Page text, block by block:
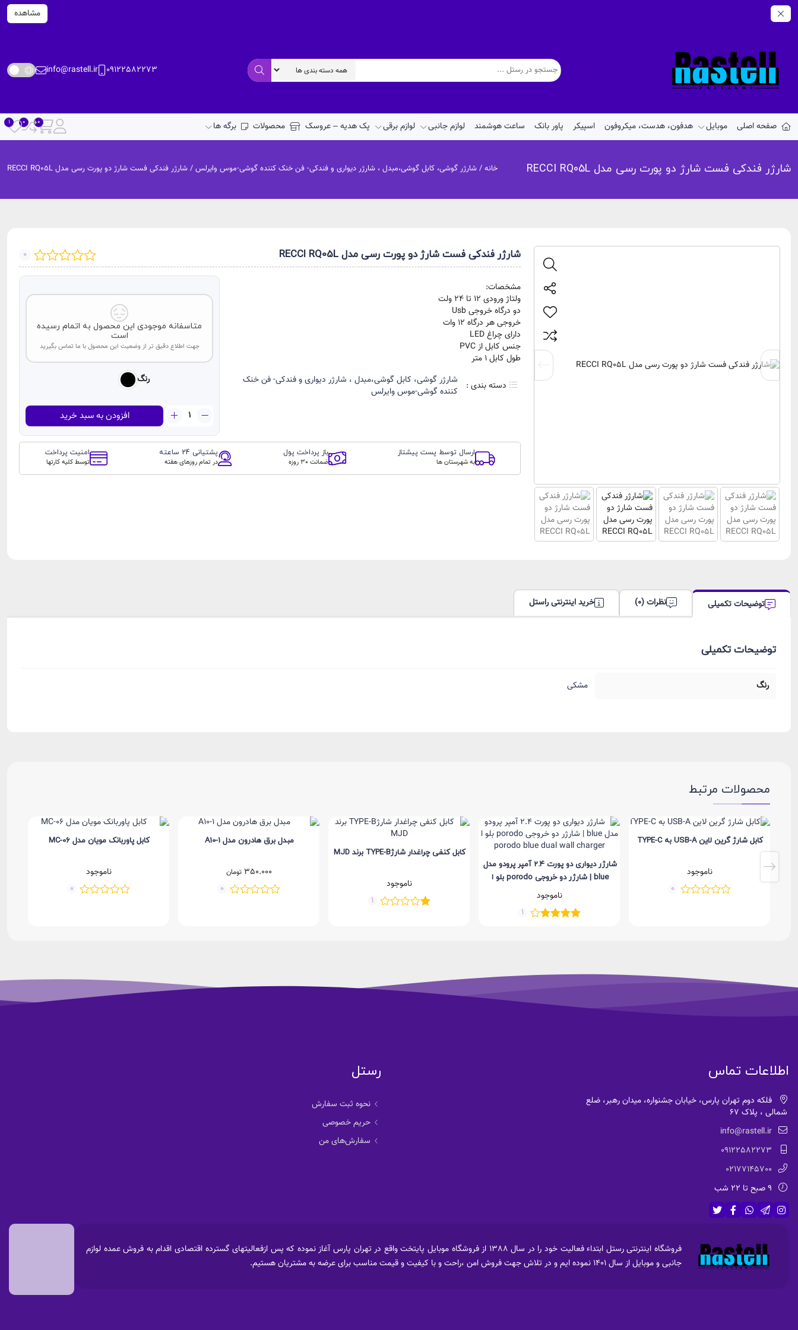
مشاهده
09122582273
info@rastell.ir
صفحه اصلی موبایل هدفون، هدست، میکروفون اسپیکر پاور بانک ساعت هوشمند لوازم جانبی لوازم برقی پک هدیه – عروسک محصولات برگه ها
شارژر فندکی فست شارژ دو پورت رسی مدل RECCI RQ05L خانه / شارژر گوشی، کابل گوشی،مبدل ، شارژر دیواری و فندکی- فن خنک کننده گوشی-موس وایرلس / شارژر فندکی فست شارژ دو پورت رسی مدل RECCI RQ05L
شارژر فندکی فست شارژ دو پورت رسی مدل RECCI RQ05L 0
مشخصات:
ولتاژ ورودی 12 تا 24 ولت
دو درگاه خروجی Usb
خروجی هر درگاه 12 وات
دارای چراغ LED
جنس کابل از PVC
طول کابل 1 متر
دسته بندی :
شارژر گوشی، کابل گوشی،مبدل ، شارژر دیواری و فندکی- فن خنک
کننده گوشی-موس وایرلس
متاسفانه موجودی این محصول به اتمام رسیده
است
جهت اطلاع دقیق تر از وضعیت این محصول با ما تماس بگیرید
رنگ
فست
شارژ
دو
افزودن به سبد خرید
ارسال توسط پست پیشتاز
به شهرستان ها
باز پرداخت پول
ضمانت 30 روزه
پشتیانی 24 ساعته
در تمام روزهای هفته
امنیت پرداخت
توسط کلیه کارتها
توضیحات تکمیلی نظرات (0) خرید اینترنتی راستل
توضیحات تکمیلی
رنگ مشکی
محصولات مرتبط
کابل شارژ گرین لاین USB-A به TYPE-C
ناموجود
0
شارژر دیواری دو پورت 2.4 آمپر پرودو مدل
blue | شارژر دو خروجی porodo بلو ا
porodo blue..
ناموجود
1
کابل کنفی چراغدار شارژTYPE-B برند MJD
ناموجود
1
مبدل برق هادرون مدل A10-1
350.000 تومان
0
کابل پاوربانک مویان مدل MC-06
ناموجود
0
اطلاعات تماس
فلکه دوم تهران پارس، خیابان جشنواره، میدان رهبر، ضلع
شمالی ، پلاک 67
info@rastell.ir
09122582273
02177145700
9 صبح تا 22 شب
رستل
نحوه ثبت سفارش
حریم خصوصی
سفارش‌های من
فروشگاه اینترنتی رستل ابتداء فعالیت خود را در سال 1388 از فروشگاه موبایل پایتخت واقع در تهران پارس آغاز نموده که پس ازفعالیتهای گسترده اقتصادی اقدام به فروش عمده لوازم
جانبی و موبایل از سال 1401 نموده ایم و در تلاش جهت فروش امن ،راحت و با کیفیت و قیمت مناسب برای عرضه به مشتریان هستیم.